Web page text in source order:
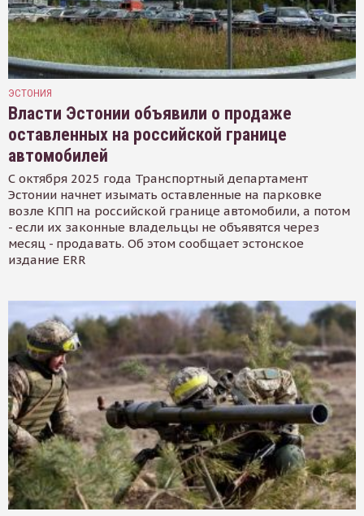
ЭСТОНИЯ
Власти Эстонии объявили о продаже
оставленных на российской границе
автомобилей
С октября 2025 года Транспортный департамент
Эстонии начнет изымать оставленные на парковке
возле КПП на российской границе автомобили, а потом
- если их законные владельцы не объявятся через
месяц - продавать. Об этом сообщает эстонское
издание ERR